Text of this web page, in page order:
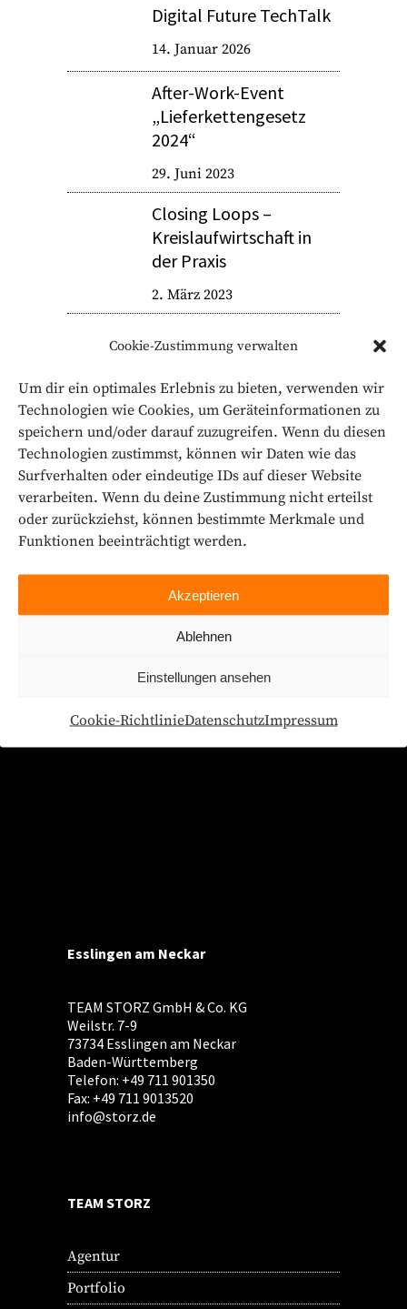
Cookie-Zustimmung verwalten
Um dir ein optimales Erlebnis zu bieten, verwenden wir
Technologien wie Cookies, um Geräteinformationen zu
speichern und/oder darauf zuzugreifen. Wenn du diesen
Technologien zustimmst, können wir Daten wie das
Surfverhalten oder eindeutige IDs auf dieser Website
verarbeiten. Wenn du deine Zustimmung nicht erteilst
oder zurückziehst, können bestimmte Merkmale und
Funktionen beeinträchtigt werden.
Akzeptieren
Ablehnen
Einstellungen ansehen
Cookie-RichtlinieDatenschutzImpressum
Digital Future TechTalk
14. Januar 2026
After-Work-Event
„Lieferkettengesetz
2024“
29. Juni 2023
Closing Loops –
Kreislaufwirtschaft in
der Praxis
2. März 2023
Nachhaltigkeits­
beratung: Kompakt
21. Februar 2023
Wie nachhaltig ist Ihr
Unternehmen?
27. Januar 2023
Esslingen am Neckar
TEAM STORZ GmbH & Co. KG
Weilstr. 7-9
73734 Esslingen am Neckar
Baden-Württemberg
Telefon: +49 711 901350
Fax: +49 711 9013520
info@storz.de
TEAM STORZ
Agentur
Portfolio